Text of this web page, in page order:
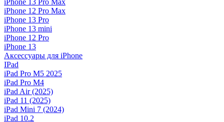
iPhone 13 Pro Max
iPhone 12 Pro Max
iPhone 13 Pro
iPhone 13 mini
iPhone 12 Pro
iPhone 13
Аксессуары для iPhone
IPad
iPad Pro M5 2025
iPad Pro M4
iPad Air (2025)
iPad 11 (2025)
iPad Mini 7 (2024)
iPad 10.2